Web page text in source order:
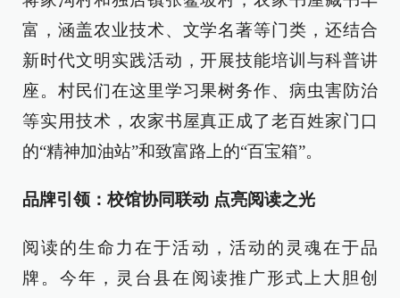
富，涵盖农业技术、文学名著等门类，还结合
新时代文明实践活动，开展技能培训与科普讲
座。村民们在这里学习果树务作、病虫害防治
等实用技术，农家书屋真正成了老百姓家门口
的“精神加油站”和致富路上的“百宝箱”。
品牌引领：校馆协同联动 点亮阅读之光
阅读的生命力在于活动，活动的灵魂在于品
牌。今年，灵台县在阅读推广形式上大胆创